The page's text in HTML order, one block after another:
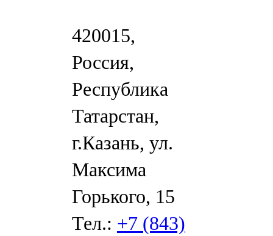
420015,
Россия,
Республика
Татарстан,
г.Казань, ул.
Максима
Горького, 15
Тел.: +7 (843)